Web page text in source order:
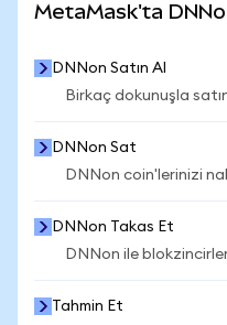
MetaMask'ta
DNNon Satın Al
Birkaç dokunuşla
DNNon Sat
DNNon coin'lerinizi
DNNon Takas Et
DNNon ile
Tahmin Et